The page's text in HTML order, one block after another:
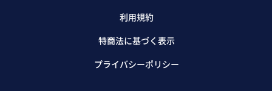
利用規約
特商法に基づく表示
プライバシーポリシー